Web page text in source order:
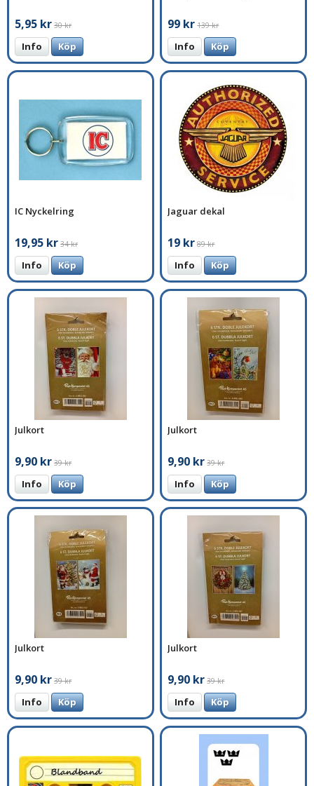
5,95 kr 30 kr
Info Köp
99 kr 139 kr
Info Köp
IC Nyckelring
19,95 kr 34 kr
Info Köp
Jaguar dekal
19 kr 89 kr
Info Köp
Julkort
9,90 kr 39 kr
Info Köp
Julkort
9,90 kr 39 kr
Info Köp
Julkort
9,90 kr 39 kr
Info Köp
Julkort
9,90 kr 39 kr
Info Köp